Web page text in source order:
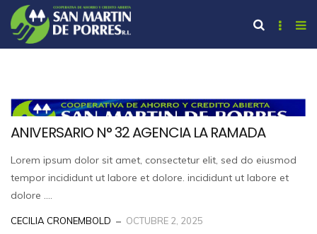
ANIVERSARIO N° 32 AGENCIA LA RAMADA
Lorem ipsum dolor sit amet, consectetur elit, sed do eiusmod
tempor incididunt ut labore et dolore. incididunt ut labore et
dolore ....
CECILIA CRONEMBOLD OCTUBRE 2, 2025